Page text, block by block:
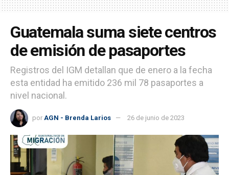
Guatemala suma siete centros
de emisión de pasaportes
Registros del IGM detallan que de enero a la fecha
esta entidad ha emitido 236 mil 78 pasaportes a
nivel nacional.
por AGN - Brenda Larios 26 de junio de 2023